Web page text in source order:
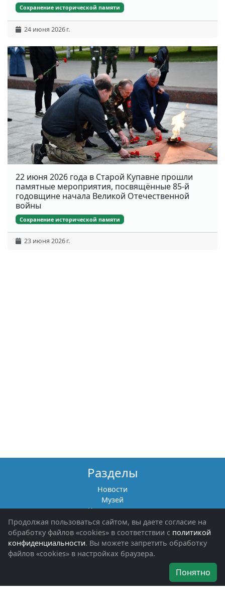
Сохранение исторической памяти
24 июня 2026 г.
22 июня 2026 года в Старой Купавне прошли
памятные мероприятия, посвящённые 85-й
годовщине начала Великой Отечественной
войны
Сохранение исторической памяти
23 июня 2026 г.
Разделы
Новости
Музей
Книги памяти
Фотоальбомы
Обращения граждан
Помощь участникам СВО и их семьям
Об организации
Наши награды
Продолжая пользоваться сайтом, вы даете согласие на
обработку файлов «cookies» в соответствии с политикой
конфиденциальности. Вы можете запретить обработку
файлов «cookies» в настройках браузера.
Понятно